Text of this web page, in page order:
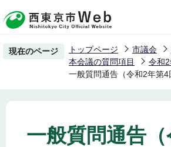
の
ー
の
先
現在のページ トップページ 市議会
本会議の質問項目
令和
一般質問通告（令和2年第4
一般質問通告